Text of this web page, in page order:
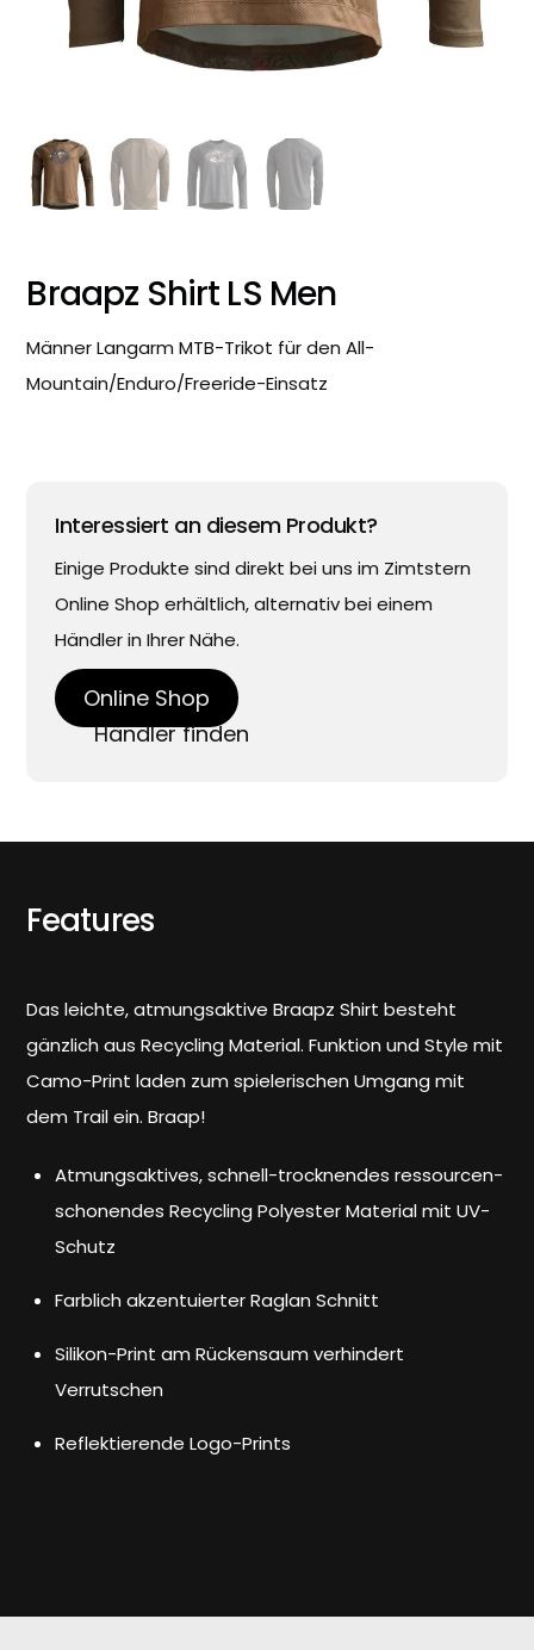
Braapz Shirt LS Men
Männer Langarm MTB-Trikot für den All-
Mountain/Enduro/Freeride-Einsatz
Interessiert an diesem Produkt?
Einige Produkte sind direkt bei uns im Zimtstern
Online Shop erhältlich, alternativ bei einem
Händler in Ihrer Nähe.
Online Shop
Händler finden
Features
Das leichte, atmungsaktive Braapz Shirt besteht
gänzlich aus Recycling Material. Funktion und Style mit
Camo-Print laden zum spielerischen Umgang mit
dem Trail ein. Braap!
Atmungsaktives, schnell-trocknendes ressourcen-
schonendes Recycling Polyester Material mit UV-
Schutz
Farblich akzentuierter Raglan Schnitt
Silikon-Print am Rückensaum verhindert
Verrutschen
Reflektierende Logo-Prints